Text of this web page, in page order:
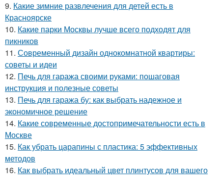
9. Какие зимние развлечения для детей есть в
Красноярске
10. Какие парки Москвы лучше всего подходят для
пикников
11. Современный дизайн однокомнатной квартиры:
советы и идеи
12. Печь для гаража своими руками: пошаговая
инструкция и полезные советы
13. Печь для гаража бу: как выбрать надежное и
экономичное решение
14. Какие современные достопримечательности есть в
Москве
15. Как убрать царапины с пластика: 5 эффективных
методов
16. Как выбрать идеальный цвет плинтусов для вашего